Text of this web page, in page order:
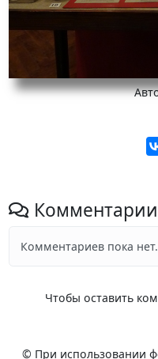
Комментарии
Комментариев пока нет.
Чтобы оставить
© При использовании